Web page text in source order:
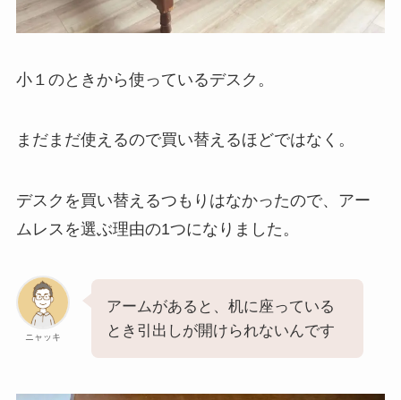
小１のときから使っているデスク。
まだまだ使えるので買い替えるほどではなく。
デスクを買い替えるつもりはなかったので、アー
ムレスを選ぶ理由の1つになりました。
ニャッキ
アームがあると、机に座っている
とき引出しが開けられないんです